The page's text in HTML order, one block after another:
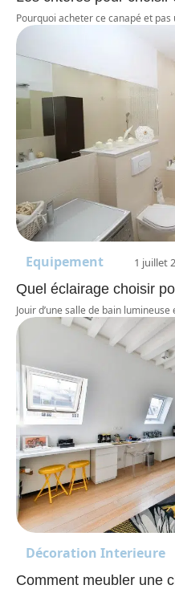
Pourquoi acheter ce canapé et pas
Equipement 1 juillet
Quel éclairage choisir
Jouir d’une salle de bain
Décoration Interieure
Comment meubler une